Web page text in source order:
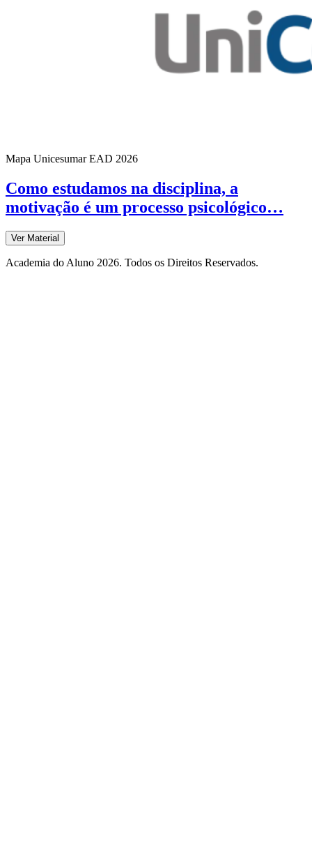
Mapa Unicesumar EAD 2026
Como estudamos na disciplina, a
motivação é um processo psicológico…
Ver Material
Academia do Aluno 2026. Todos os Direitos Reservados.